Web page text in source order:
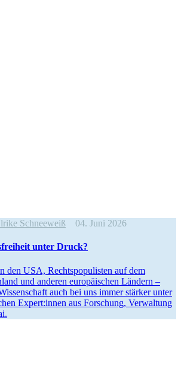
Schneeweiß 04. Juni 2026
unter Druck?
den USA, Rechts­po­pu­listen auf dem
und anderen europäi­schen Ländern –
auch bei uns immer stärker unter
Expert:innen aus Forschung, Verwaltung